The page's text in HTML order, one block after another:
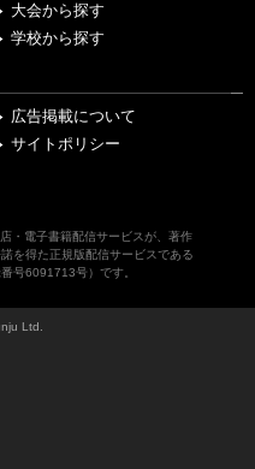
大会から探す
学校から探す
広告掲載について
サイトポリシー
・電子書籍配信サービスが、著作
を得た正規版配信サービスである
号6091713号）です。
Ltd.